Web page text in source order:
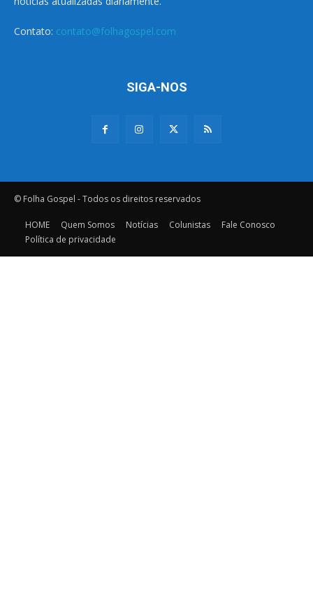
Contato: contato@folhagospel.com
SIGA-NOS
© Folha Gospel - Todos os direitos reservados
HOME Quem Somos Notícias Colunistas
Fale Conosco
Política de privacidade